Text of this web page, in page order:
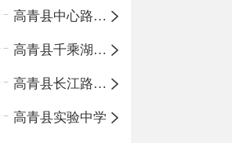
高青县中心路小学
高青县千乘湖小学
高青县长江路小学
高青县实验中学